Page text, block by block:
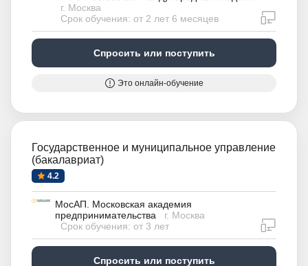
г. Москва
Срок обучения: от 2 лет 6 месяцев
Спросить или поступить
Это онлайн-обучение
Государственное и муниципальное управление
(бакалавриат)
4.2
МосАП. Московская академия
предпринимательства
г. Москва
Срок обучения: от 3 лет
Спросить или поступить